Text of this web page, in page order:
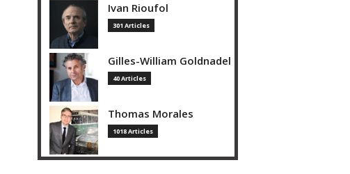
Ivan Rioufol
301 Articles
Gilles-William Goldnadel
40 Articles
Thomas Morales
1018 Articles